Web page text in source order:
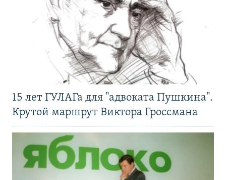
15 лет ГУЛАГа для "адвоката Пушкина".
Крутой маршрут Виктора Гроссмана